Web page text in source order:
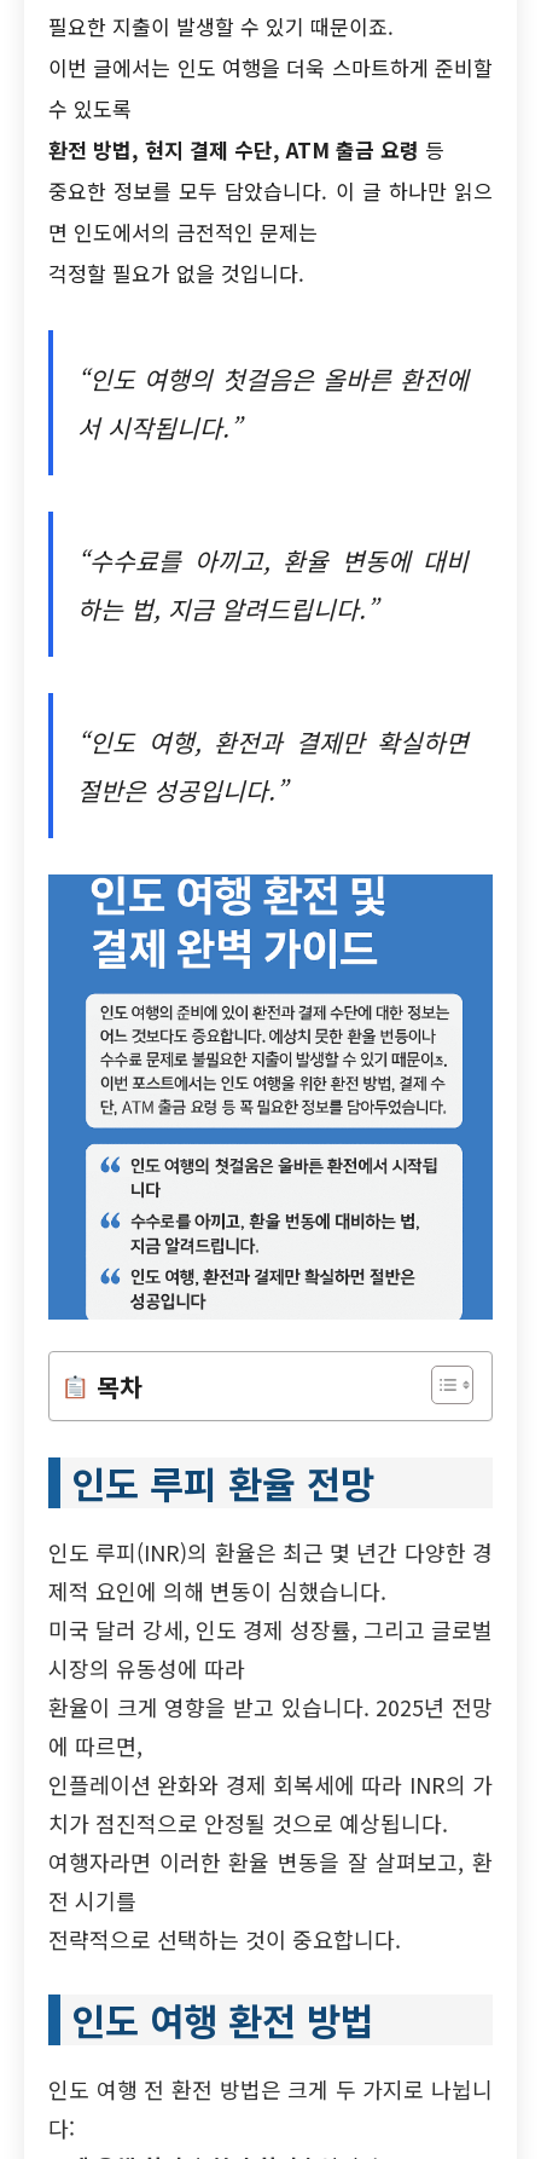
필요한 지출이 발생할 수 있기 때문이죠.
이번 글에서는 인도 여행을 더욱 스마트하게 준비할
수 있도록
환전 방법, 현지 결제 수단, ATM 출금 요령 등
중요한 정보를 모두 담았습니다. 이 글 하나만 읽으
면 인도에서의 금전적인 문제는
걱정할 필요가 없을 것입니다.
“인도 여행의 첫걸음은 올바른 환전에
서 시작됩니다.”
“수수료를 아끼고, 환율 변동에 대비
하는 법, 지금 알려드립니다.”
“인도 여행, 환전과 결제만 확실하면
절반은 성공입니다.”
목차
인도 루피 환율 전망
인도 루피(INR)의 환율은 최근 몇 년간 다양한 경
제적 요인에 의해 변동이 심했습니다.
미국 달러 강세, 인도 경제 성장률, 그리고 글로벌
시장의 유동성에 따라
환율이 크게 영향을 받고 있습니다. 2025년 전망
에 따르면,
인플레이션 완화와 경제 회복세에 따라 INR의 가
치가 점진적으로 안정될 것으로 예상됩니다.
여행자라면 이러한 환율 변동을 잘 살펴보고, 환
전 시기를
전략적으로 선택하는 것이 중요합니다.
인도 여행 환전 방법
인도 여행 전 환전 방법은 크게 두 가지로 나뉩니
다: